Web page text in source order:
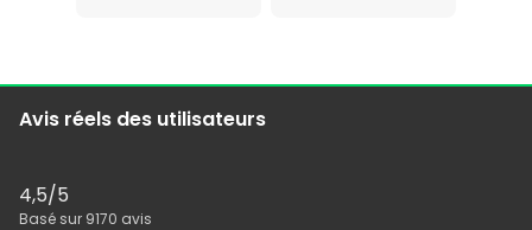
Avis réels des utilisateurs
4,5/5
Basé sur 9170 avis